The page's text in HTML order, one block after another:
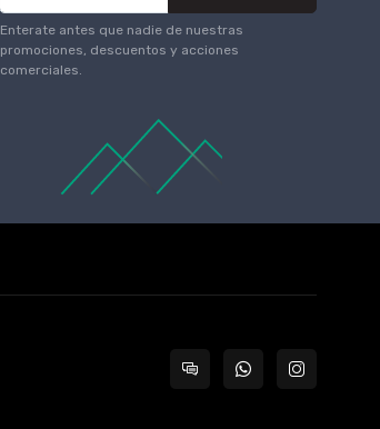
Enterate antes que nadie de nuestras
promociones, descuentos y acciones
comerciales.